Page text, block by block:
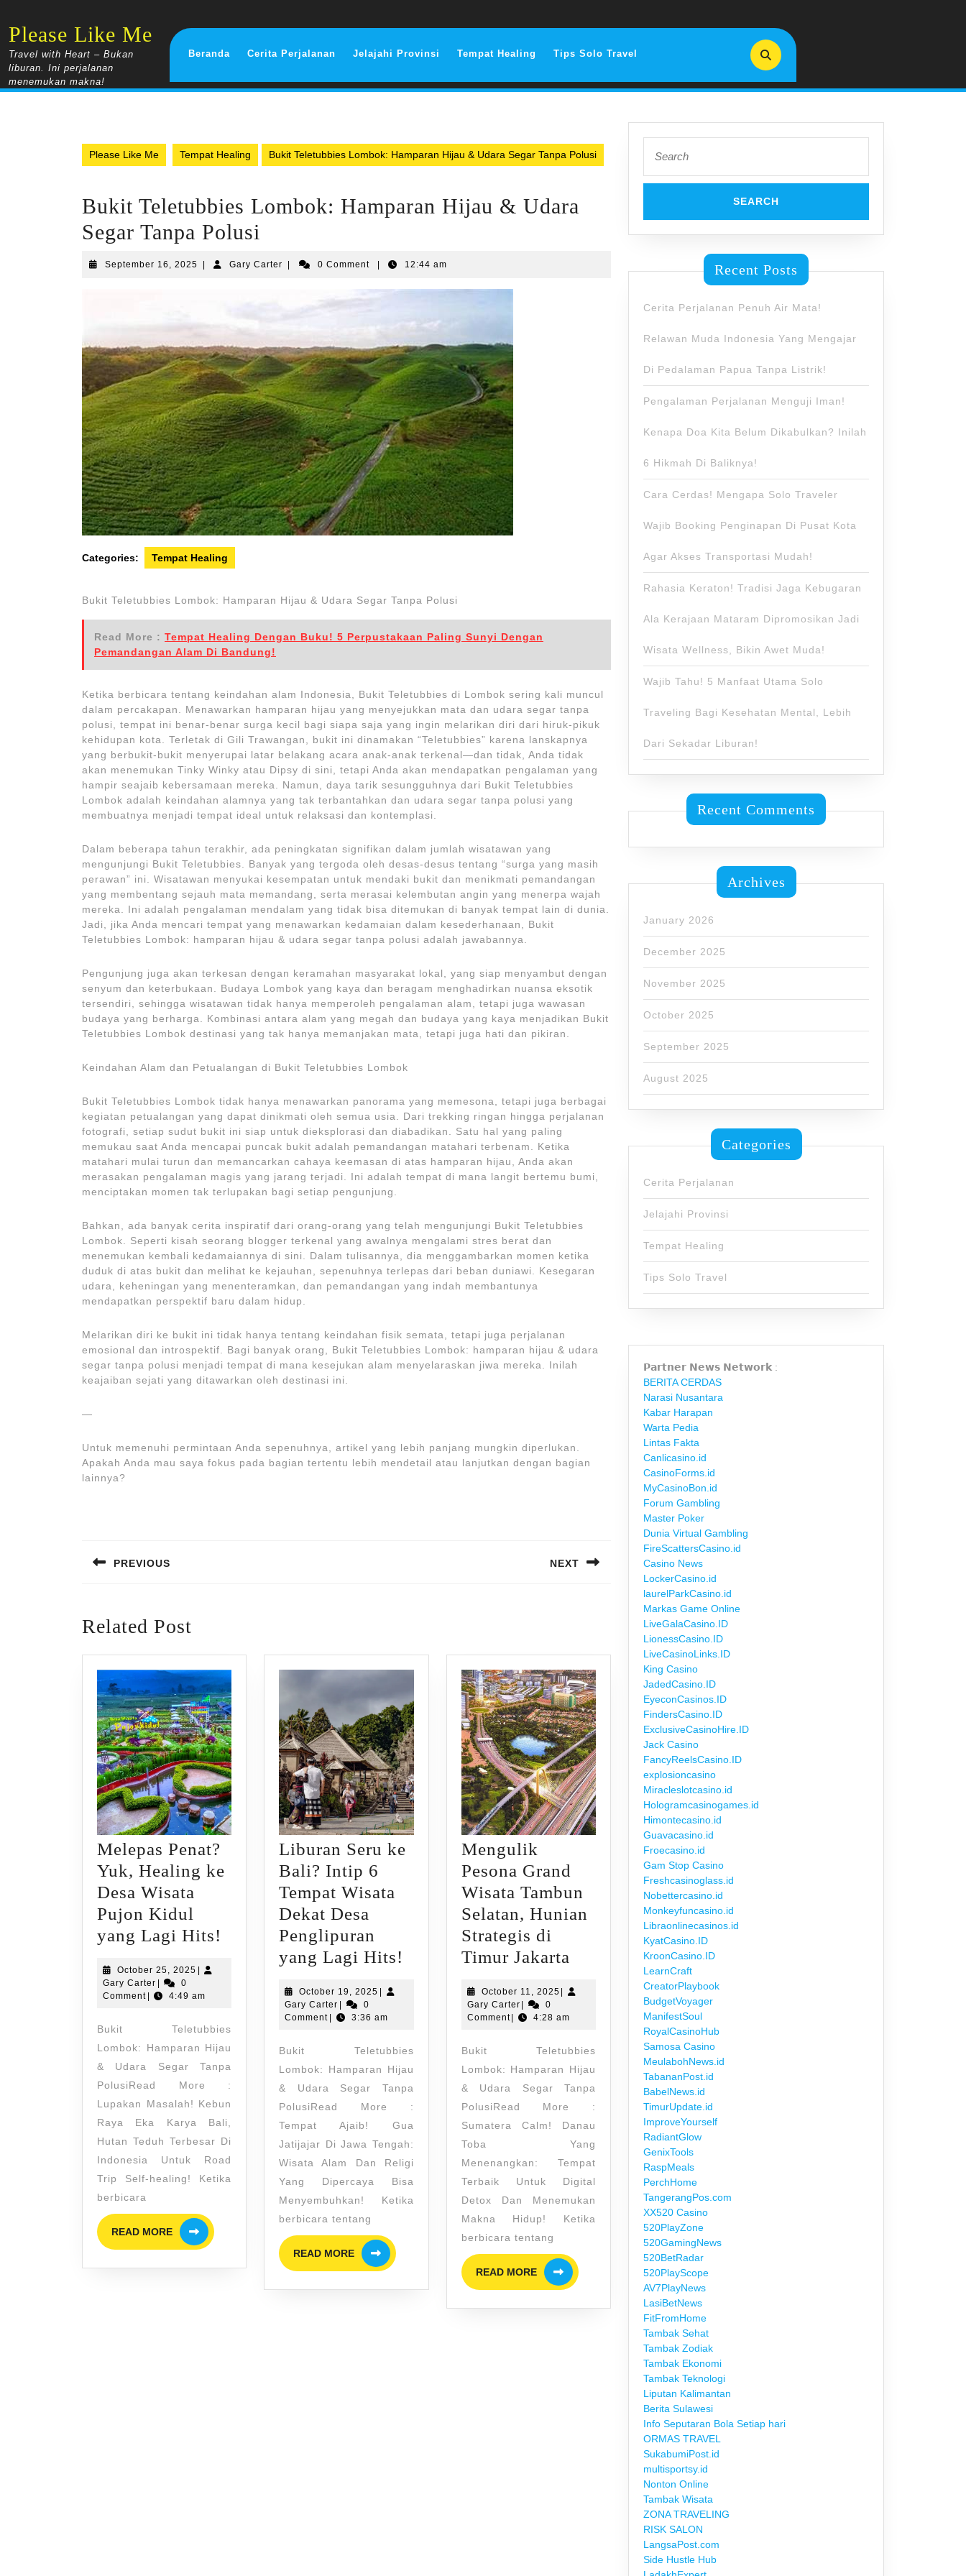
content
Please Like Me
Travel with Heart – Bukan
liburan. Ini perjalanan
menemukan makna!
Beranda Cerita Perjalanan Jelajahi Provinsi Tempat Healing Tips Solo Travel
Please Like Me Tempat Healing Bukit Teletubbies Lombok: Hamparan Hijau & Udara Segar Tanpa Polusi
Bukit Teletubbies Lombok: Hamparan Hijau & Udara
Segar Tanpa Polusi
September 16, 2025 SeptemberGary Carter Gary
0 Comment 12:44 am
Categories: Tempat Healing
Bukit Teletubbies Lombok: Hamparan Hijau & Udara Segar Tanpa Polusi
Read More : Tempat Healing Dengan Buku! 5 Perpustakaan Paling Sunyi Dengan
Pemandangan Alam Di Bandung!
Ketika berbicara tentang keindahan alam Indonesia, Bukit Teletubbies di Lombok sering kali muncul
dalam percakapan. Menawarkan hamparan hijau yang menyejukkan mata dan udara segar tanpa
polusi, tempat ini benar-benar surga kecil bagi siapa saja yang ingin melarikan diri dari hiruk-pikuk
kehidupan kota. Terletak di Gili Trawangan, bukit ini dinamakan “Teletubbies” karena lanskapnya
yang berbukit-bukit menyerupai latar belakang acara anak-anak terkenal—dan tidak, Anda tidak
akan menemukan Tinky Winky atau Dipsy di sini, tetapi Anda akan mendapatkan pengalaman yang
hampir seajaib kebersamaan mereka. Namun, daya tarik sesungguhnya dari Bukit Teletubbies
Lombok adalah keindahan alamnya yang tak terbantahkan dan udara segar tanpa polusi yang
membuatnya menjadi tempat ideal untuk relaksasi dan kontemplasi.
Dalam beberapa tahun terakhir, ada peningkatan signifikan dalam jumlah wisatawan yang
mengunjungi Bukit Teletubbies. Banyak yang tergoda oleh desas-desus tentang “surga yang masih
perawan” ini. Wisatawan menyukai kesempatan untuk mendaki bukit dan menikmati pemandangan
yang membentang sejauh mata memandang, serta merasai kelembutan angin yang menerpa wajah
mereka. Ini adalah pengalaman mendalam yang tidak bisa ditemukan di banyak tempat lain di dunia.
Jadi, jika Anda mencari tempat yang menawarkan kedamaian dalam kesederhanaan, Bukit
Teletubbies Lombok: hamparan hijau & udara segar tanpa polusi adalah jawabannya.
Pengunjung juga akan terkesan dengan keramahan masyarakat lokal, yang siap menyambut dengan
senyum dan keterbukaan. Budaya Lombok yang kaya dan beragam menghadirkan nuansa eksotik
tersendiri, sehingga wisatawan tidak hanya memperoleh pengalaman alam, tetapi juga wawasan
budaya yang berharga. Kombinasi antara alam yang megah dan budaya yang kaya menjadikan Bukit
Teletubbies Lombok destinasi yang tak hanya memanjakan mata, tetapi juga hati dan pikiran.
Keindahan Alam dan Petualangan di Bukit Teletubbies Lombok
Bukit Teletubbies Lombok tidak hanya menawarkan panorama yang memesona, tetapi juga berbagai
kegiatan petualangan yang dapat dinikmati oleh semua usia. Dari trekking ringan hingga perjalanan
fotografi, setiap sudut bukit ini siap untuk dieksplorasi dan diabadikan. Satu hal yang paling
memukau saat Anda mencapai puncak bukit adalah pemandangan matahari terbenam. Ketika
matahari mulai turun dan memancarkan cahaya keemasan di atas hamparan hijau, Anda akan
merasakan pengalaman magis yang jarang terjadi. Ini adalah tempat di mana langit bertemu bumi,
menciptakan momen tak terlupakan bagi setiap pengunjung.
Bahkan, ada banyak cerita inspiratif dari orang-orang yang telah mengunjungi Bukit Teletubbies
Lombok. Seperti kisah seorang blogger terkenal yang awalnya mengalami stres berat dan
menemukan kembali kedamaiannya di sini. Dalam tulisannya, dia menggambarkan momen ketika
duduk di atas bukit dan melihat ke kejauhan, sepenuhnya terlepas dari beban duniawi. Kesegaran
udara, keheningan yang menenteramkan, dan pemandangan yang indah membantunya
mendapatkan perspektif baru dalam hidup.
Melarikan diri ke bukit ini tidak hanya tentang keindahan fisik semata, tetapi juga perjalanan
emosional dan introspektif. Bagi banyak orang, Bukit Teletubbies Lombok: hamparan hijau & udara
segar tanpa polusi menjadi tempat di mana kesejukan alam menyelaraskan jiwa mereka. Inilah
keajaiban sejati yang ditawarkan oleh destinasi ini.
—
Untuk memenuhi permintaan Anda sepenuhnya, artikel yang lebih panjang mungkin diperlukan.
Apakah Anda mau saya fokus pada bagian tertentu lebih mendetail atau lanjutkan dengan bagian
lainnya?
navigation
PREVIOUS NEXT
Related Post
Melepas Penat?
Yuk, Healing ke
Desa Wisata
Pujon Kidul
yang Lagi Hits! Melepas
Desa
Wisata
Pujon
Kidul
yang
Lagi
October 25, 2025 October
2025
Gary Carter Gary
Carter
0
Comment
4:49 am
Bukit Teletubbies
Lombok: Hamparan Hijau
& Udara Segar Tanpa
PolusiRead More :
Lupakan Masalah! Kebun
Raya Eka Karya Bali,
Hutan Teduh Terbesar Di
Indonesia Untuk Road
Trip Self-healing! Ketika
berbicara
READ MORE
READ
MORE
Liburan Seru ke
Bali? Intip 6
Tempat Wisata
Dekat Desa
Penglipuran
yang Lagi Hits! Liburan
6
Tempat
Wisata
Dekat
Desa
Penglipuran
yang
October 19, 2025 October
2025
Gary Carter Gary
Carter
0
Comment
3:36 am
Bukit Teletubbies
Lombok: Hamparan Hijau
& Udara Segar Tanpa
PolusiRead More :
Tempat Ajaib! Gua
Jatijajar Di Jawa Tengah:
Wisata Alam Dan Religi
Yang Dipercaya Bisa
Menyembuhkan! Ketika
berbicara tentang
READ MORE
READ
MORE
Mengulik
Pesona Grand
Wisata Tambun
Selatan, Hunian
Strategis di
Timur Jakarta Mengulik
Grand
Wisata
Tambun
Selatan,
Hunian
Strategis
di
Timur
Jakarta
October 11, 2025October
2025
Gary CarterGary
Carter
0
Comment
4:28 am
Bukit Teletubbies
Lombok: Hamparan Hijau
& Udara Segar Tanpa
PolusiRead More :
Sumatera Calm! Danau
Toba Yang
Menenangkan: Tempat
Terbaik Untuk Digital
Detox Dan Menemukan
Makna Hidup! Ketika
berbicara tentang
READ MORE
READ
MORE
for:
Recent Posts
Cerita Perjalanan Penuh Air Mata!
Relawan Muda Indonesia Yang Mengajar
Di Pedalaman Papua Tanpa Listrik!
Pengalaman Perjalanan Menguji Iman!
Kenapa Doa Kita Belum Dikabulkan? Inilah
6 Hikmah Di Baliknya!
Cara Cerdas! Mengapa Solo Traveler
Wajib Booking Penginapan Di Pusat Kota
Agar Akses Transportasi Mudah!
Rahasia Keraton! Tradisi Jaga Kebugaran
Ala Kerajaan Mataram Dipromosikan Jadi
Wisata Wellness, Bikin Awet Muda!
Wajib Tahu! 5 Manfaat Utama Solo
Traveling Bagi Kesehatan Mental, Lebih
Dari Sekadar Liburan!
Recent Comments
Archives
January 2026
December 2025
November 2025
October 2025
September 2025
August 2025
Categories
Cerita Perjalanan
Jelajahi Provinsi
Tempat Healing
Tips Solo Travel
𝗣𝗮𝗿𝘁𝗻𝗲𝗿 𝗡𝗲𝘄𝘀 𝗡𝗲𝘁𝘄𝗼𝗿𝗸 :
BERITA CERDAS
Narasi Nusantara
Kabar Harapan
Warta Pedia
Lintas Fakta
Canlicasino.id
CasinoForms.id
MyCasinoBon.id
Forum Gambling
Master Poker
Dunia Virtual Gambling
FireScattersCasino.id
Casino News
LockerCasino.id
laurelParkCasino.id
Markas Game Online
LiveGalaCasino.ID
LionessCasino.ID
LiveCasinoLinks.ID
King Casino
JadedCasino.ID
EyeconCasinos.ID
FindersCasino.ID
ExclusiveCasinoHire.ID
Jack Casino
FancyReelsCasino.ID
explosioncasino
Miracleslotcasino.id
Hologramcasinogames.id
Himontecasino.id
Guavacasino.id
Froecasino.id
Gam Stop Casino
Freshcasinoglass.id
Nobettercasino.id
Monkeyfuncasino.id
Libraonlinecasinos.id
KyatCasino.ID
KroonCasino.ID
LearnCraft
CreatorPlaybook
BudgetVoyager
ManifestSoul
RoyalCasinoHub
Samosa Casino
MeulabohNews.id
TabananPost.id
BabelNews.id
TimurUpdate.id
ImproveYourself
RadiantGlow
GenixTools
RaspMeals
PerchHome
TangerangPos.com
XX520 Casino
520PlayZone
520GamingNews
520BetRadar
520PlayScope
AV7PlayNews
LasiBetNews
FitFromHome
Tambak Sehat
Tambak Zodiak
Tambak Ekonomi
Tambak Teknologi
Liputan Kalimantan
Berita Sulawesi
Info Seputaran Bola Setiap hari
ORMAS TRAVEL
SukabumiPost.id
multisportsy.id
Nonton Online
Tambak Wisata
ZONA TRAVELING
RISK SALON
LangsaPost.com
Side Hustle Hub